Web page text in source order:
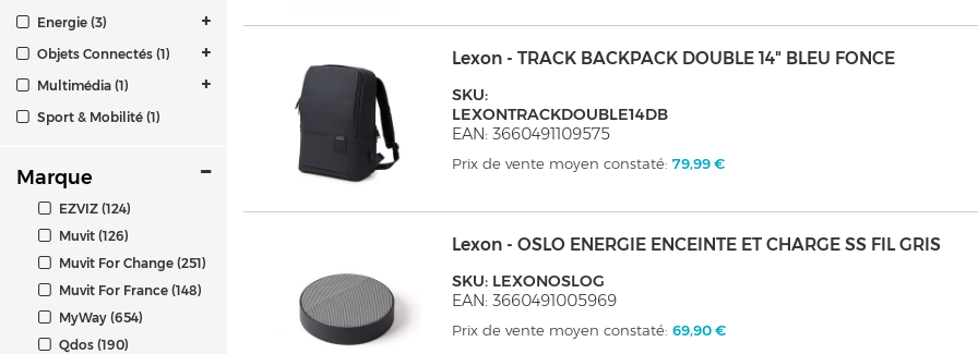
Energie (3)
Objets Connectés (1)
Multimédia (1)
Sport & Mobilité (1)
Marque
EZVIZ (124)
Muvit (126)
Muvit For Change (251)
Muvit For France (148)
MyWay (654)
Qdos (190)
Lexon - TRACK BACKPACK DOUBLE 14" BLEU FONCE
SKU:
LEXONTRACKDOUBLE14DB
EAN: 3660491109575
Prix de vente moyen constaté:79,99 €
Lexon - OSLO ENERGIE ENCEINTE ET CHARGE SS FIL GRIS
SKU: LEXONOSLOG
EAN: 3660491005969
Prix de vente moyen constaté:69,90 €